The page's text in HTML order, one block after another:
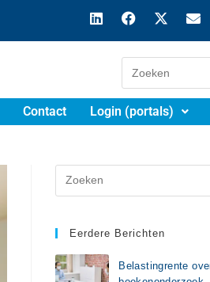
Contact Login (portals)
Eerdere Berichten
Belastingrente